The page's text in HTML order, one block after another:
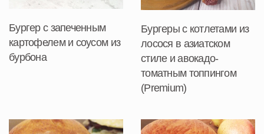
Бургер с запеченным
картофелем и соусом из
бурбона
Бургеры с котлетами из
лосося в азиатском
стиле и авокадо-
томатным топпингом
(Premium)